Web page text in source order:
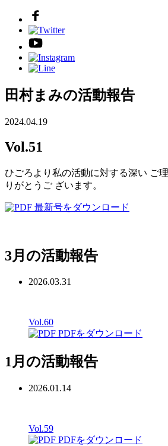
田村まみの活動報告
2024.04.19
Vol.51
ひごろより私の活動に対する深い ご
りがとうご ざいます。
最新号をダウンロード
3月の活動報告
2026.03.31
Vol.60
PDFをダウンロード
1月の活動報告
2026.01.14
Vol.59
PDFをダウンロード